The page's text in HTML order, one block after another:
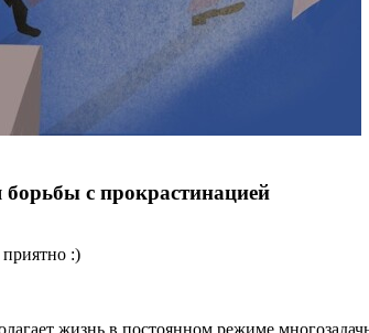
с прокрастинацией
:)